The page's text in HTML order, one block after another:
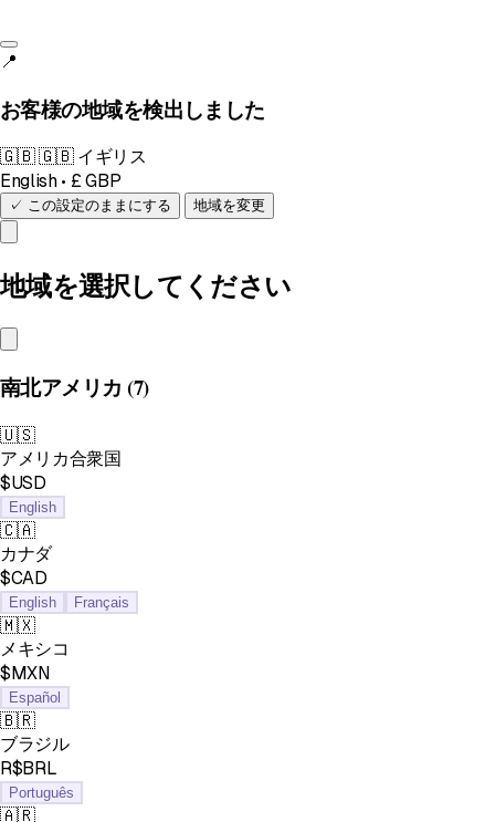
📍
お客様の地域を検出しました
🇬🇧🇬🇧 イギリス
English • £ GBP
✓ この設定のままにする 地域を変更
地域を選択してください
南北アメリカ (7)
🇺🇸
アメリカ合衆国
$USD
English
🇨🇦
カナダ
$CAD
English Français
🇲🇽
メキシコ
$MXN
Español
🇧🇷
ブラジル
R$BRL
Português
🇦🇷